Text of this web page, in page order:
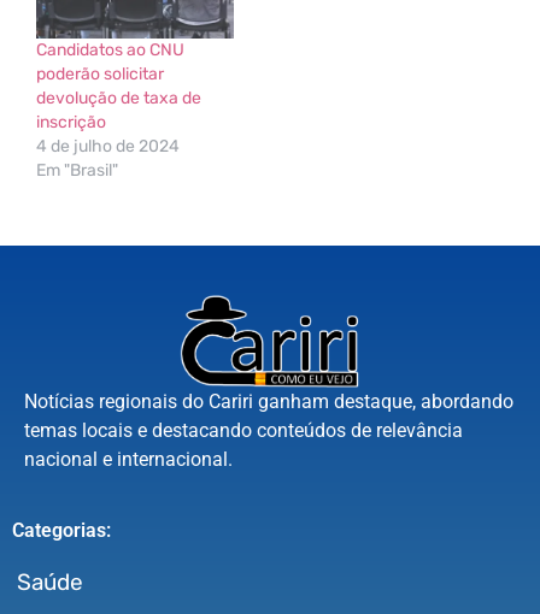
Candidatos ao CNU
poderão solicitar
devolução de taxa de
inscrição
4 de julho de 2024
Em "Brasil"
Notícias regionais do Cariri ganham destaque, abordando
temas locais e destacando conteúdos de relevância
nacional e internacional.
Categorias:
Saúde